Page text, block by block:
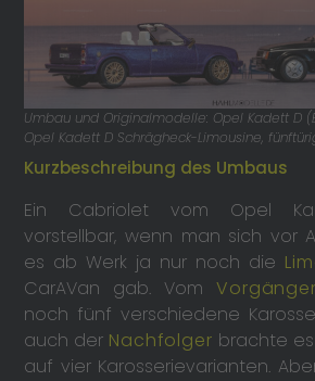
Umbau und Originalmodelle: Opel Kadett D
Opel Kadett D Schrägheck-Limousine,
Kurzbeschreibung des Umbaus
Ein Cabriolet vom Opel
vorstellbar, wenn man sich vor
es ab Werk ja nur noch die
CarAVan gab. Vom
noch fünf verschiedene
auch der Nachfolger brachte
auf vier Karosserievarianten.